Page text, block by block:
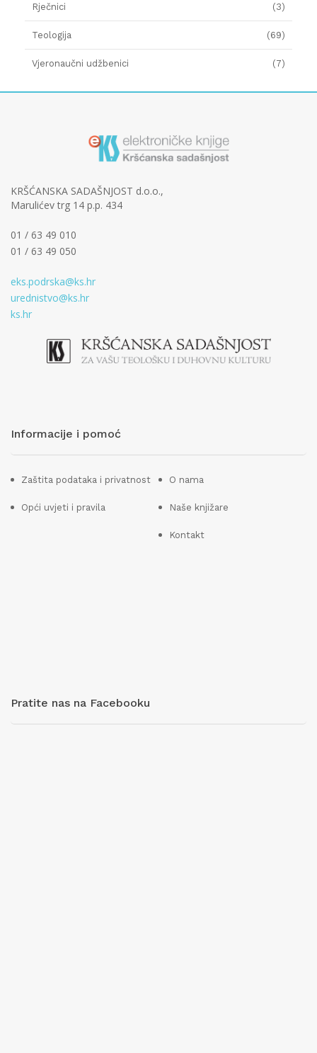
Rječnici (3)
Teologija (69)
Vjeronaučni udžbenici (7)
KRŠĆANSKA SADAŠNJOST d.o.o.,
Marulićev trg 14 p.p. 434
01 / 63 49 010
01 / 63 49 050
eks.podrska@ks.hr
urednistvo@ks.hr
ks.hr
Informacije i pomoć
Zaštita podataka i privatnost
Opći uvjeti i pravila
O nama
Naše knjižare
Kontakt
Pratite nas na Facebooku